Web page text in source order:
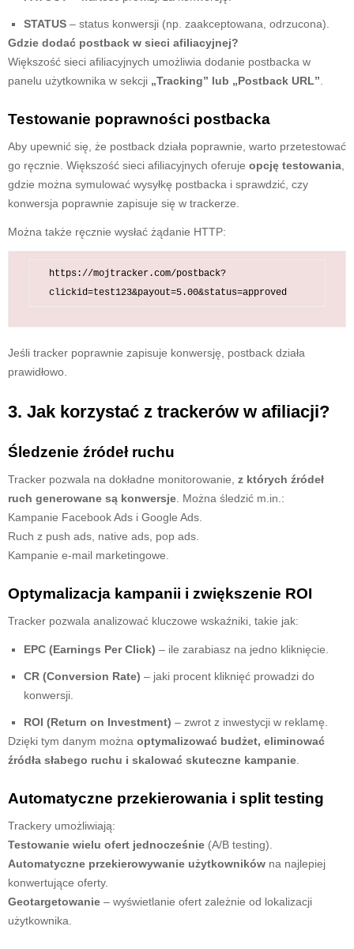
STATUS – status konwersji (np. zaakceptowana, odrzucona).
Gdzie dodać postback w sieci afiliacyjnej?
Większość sieci afiliacyjnych umożliwia dodanie postbacka w
panelu użytkownika w sekcji „Tracking” lub „Postback URL”
Testowanie poprawności postbacka
Aby upewnić się, że postback działa poprawnie, warto przetestować
go ręcznie. Większość sieci afiliacyjnych oferuje opcję testowania
gdzie można symulować wysyłkę postbacka i sprawdzić, czy
konwersja poprawnie zapisuje się w trackerze.
Można także ręcznie wysłać żądanie HTTP:
https://mojtracker.com/postback?
Jeśli tracker poprawnie zapisuje konwersję, postback działa
prawidłowo.
3. Jak korzystać z trackerów w afiliacji?
Śledzenie źródeł ruchu
Tracker pozwala na dokładne monitorowanie, z których źródeł
ruch generowane są konwersje . Można śledzić m.in.:
Kampanie Facebook Ads i Google Ads.
Ruch z push ads, native ads, pop ads.
Kampanie e-mail marketingowe.
Optymalizacja kampanii i zwiększenie ROI
Tracker pozwala analizować kluczowe wskaźniki, takie jak:
EPC (Earnings Per Click) – ile zarabiasz na jedno kliknięcie.
CR (Conversion Rate) – jaki procent kliknięć prowadzi do
konwersji.
ROI (Return on Investment) – zwrot z inwestycji w reklamę.
Dzięki tym danym można optymalizować budżet, eliminować
źródła słabego ruchu i skalować skuteczne kampanie
Automatyczne przekierowania i split testing
Trackery umożliwiają:
Testowanie wielu ofert jednocześnie (A/B testing).
Automatyczne przekierowywanie użytkowników na najlepiej
konwertujące oferty.
Geotargetowanie – wyświetlanie ofert zależnie od lokalizacji
użytkownika.